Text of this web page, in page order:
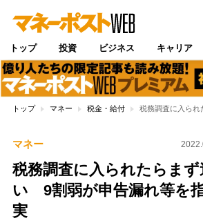
トップ 投資 ビジネス キャリア
トップ マネー 税金・給付 税務調査に入ら
マネー
税務調査に入られたらま
い 9割弱が申告漏れ等を
実